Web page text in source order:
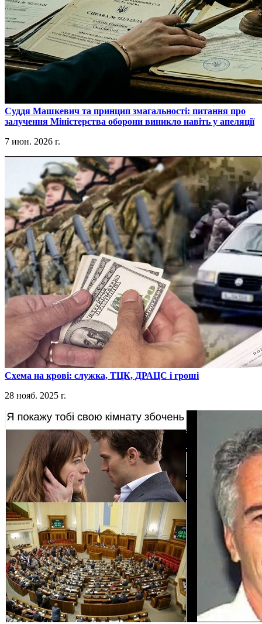
​Суддя Машкевич та принцип змагальності: питання про
залучення Міністерства оборони виникло навіть у апеляції
7 июн. 2026 г.
​Схема на крові: служка, ТЦК, ДРАЦС і гроші
28 нояб. 2025 г.